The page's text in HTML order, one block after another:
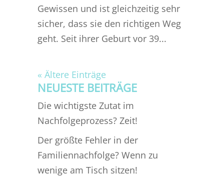
Gewissen und ist gleichzeitig sehr
sicher, dass sie den richtigen Weg
geht. Seit ihrer Geburt vor 39...
« Ältere Einträge
NEUESTE BEITRÄGE
Die wichtigste Zutat im
Nachfolgeprozess? Zeit!
Der größte Fehler in der
Familiennachfolge? Wenn zu
wenige am Tisch sitzen!